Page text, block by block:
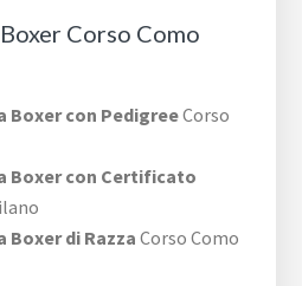
Boxer Corso Como
Boxer con PedigreeCorso
Boxer con Certificato
Boxer di RazzaCorso Como